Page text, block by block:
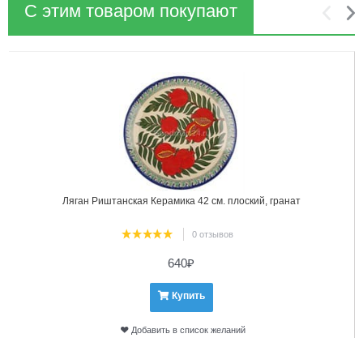
С этим товаром покупают
Ляган Риштанская Керамика 42 см. плоский, гранат
0 отзывов
640₽
Купить
Добавить в список желаний